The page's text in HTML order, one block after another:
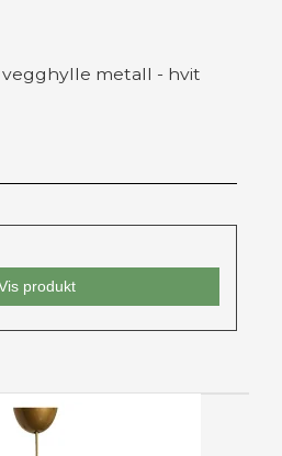
vegghylle metall - hvit
produkt